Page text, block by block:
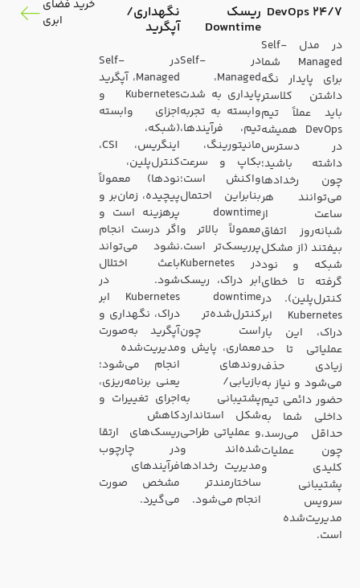
DevOps 24/7
در مدل Self-
Managed شما
برای پایدار نگه
داشتن کلاستر
باید عملاً تیم
DevOps همیشه
در دسترس
داشته باشید؛
چون رخدادها
می‌توانند هر
ساعت از
شبانه‌روز اتفاق
بیفتند (از مشکل
شبکه و نود
گرفته تا خطای
کنترل‌پلین). در
Kubernetes ابر
دراک، این بار
عملیاتی تا حد
زیادی حذف
می‌شود و نیاز به
حضور دائمی تیم
داخلی شما به
حداقل می‌رسد،
چون عملیات
کلیدی و
پشتیبانی
سرویس
مدیریت‌شده
است.
ریسک
Downtime
در Self-
Managed،
پایداری به شدت
وابسته به تجربه
تیم، فرآیندها،
مانیتورینگ،
بکاپ و سرعت
واکنش است؛
بنابراین احتمال
downtime
معمولاً بالاتر و
پرریسک‌تر است.
در Kubernetes
ابر دراک، ریسک
downtime
کنترل‌شده‌تر
است چون
معماری، پایش و
روندهای
بازیابی/
پشتیبانی به
شکل استاندارد
و عملیاتی طراحی
شده‌اند و
مدیریت رخدادها
ساختارمندتر
انجام می‌شود.
نگهداری/
آپگرید
در Self-
Managed، آپگرید
Kubernetes و
اجزای وابسته
(شبکه،
اینگریس، CSI،
کنترل‌پلین،
نودها) معمولاً
پیچیده، زمان‌بر و
پرهزینه است و
اگر درست انجام
نشود می‌تواند
باعث اختلال
شود. در
Kubernetes ابر
دراک، نگهداری و
آپگرید به‌صورت
مدیریت‌شده
انجام می‌شود؛
یعنی برنامه‌ریزی،
اجرای تغییرات و
کاهش
ریسک‌های ارتقا
در چارچوب
فرآیندهای
مشخص صورت
می‌گیرد.
خرید فضای
ابری